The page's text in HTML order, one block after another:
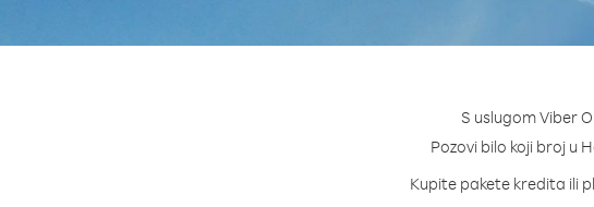
S uslugom Viber
Pozovi bilo koji broj u
Kupite pakete kredita ili